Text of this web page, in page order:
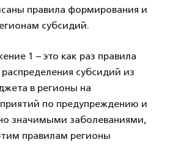
правила формирования и
субсидий.
1 – это как раз правила
субсидий из
в регионы на
по предупреждению и
значимыми заболеваниями,
правилам регионы